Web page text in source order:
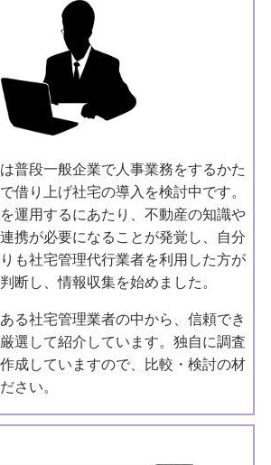
普段一般企業で人事業務をするかた
借り上げ社宅の導入を検討中です。
運用するにあたり、不動産の知識や
携が必要になることが発覚し、自分
も社宅管理代行業者を利用した方が
断し、情報収集を始めました。
る社宅管理業者の中から、信頼でき
選して紹介しています。独自に調査
成していますので、比較・検討の材
さい。